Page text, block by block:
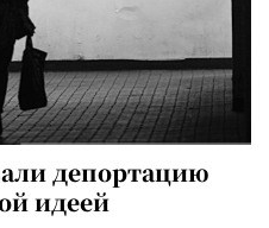
депортацию
идеей